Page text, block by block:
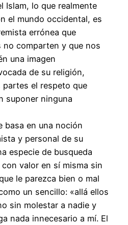
Islam, lo que realmente
el mundo occidental, es
errónea que
no comparten y que nos
una imagen
de su religión,
el respeto que
suponer ninguna
basa en una noción
y personal de su
especie de busqueda
valor en sí misma sin
le parezca bien o mal
un sencillo: «allá ellos
sin molestar a nadie y
nada innecesario a mí. El